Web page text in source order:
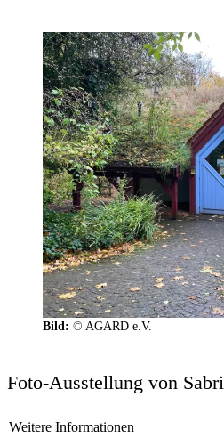
Bild: © AGARD e.V.
Foto-Ausstellung von
Weitere Informationen